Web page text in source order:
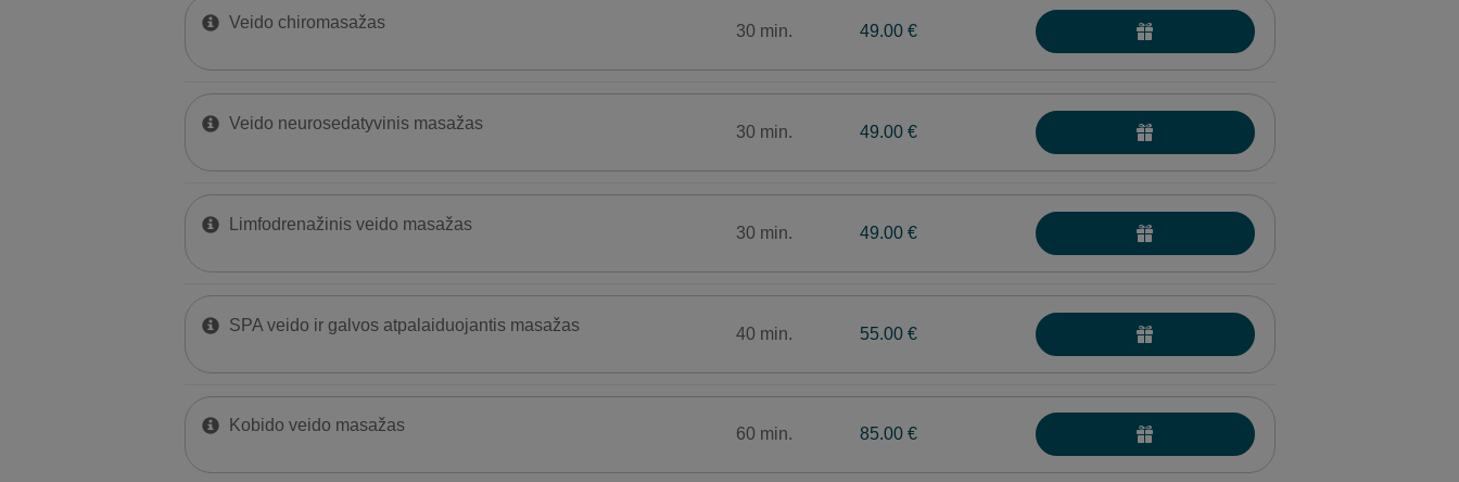
Veido chiromasažas 30 min. 49.00 €
Veido neurosedatyvinis masažas 30 min. 49.00 €
Limfodrenažinis veido masažas 30 min. 49.00 €
SPA veido ir galvos atpalaiduojantis masažas 40 min. 55.00 €
Kobido veido masažas 60 min. 85.00 €